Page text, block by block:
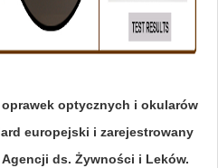
optycznych i okularów
europejski i zarejestrowany
ds. Żywności i Leków.